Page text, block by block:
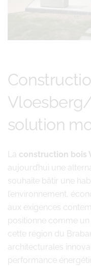
solution
La construction bois
aujourd’hui une
souhaite bâtir une
l’environnement,
aux exigences
positionne comme
cette région du
architecturales
performance